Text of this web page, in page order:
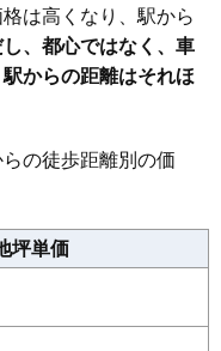
666万円 14.6%
754万円 6.9%
690万円 11.5%
333万円
は高くなり、駅から
し、都心ではなく、車
からの距離はそれほ
の徒歩距離別の価
坪単価